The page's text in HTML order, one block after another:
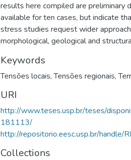
results here compiled are preliminary
available for ten cases, but indicate
stress studies request wider
morphological, geological and
Keywords
Tensões locais,Tensões regionais,
URI
http://www.teses.usp.br/teses/
181113/
http://repositorio.eesc.usp.br/handle/
Collections